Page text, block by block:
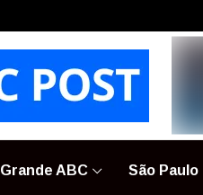
Grande ABC São Paulo